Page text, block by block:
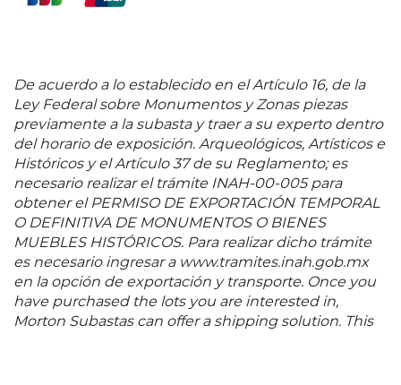
De acuerdo a lo establecido en el Artículo 16, de la
Ley Federal sobre Monumentos y Zonas piezas
previamente a la subasta y traer a su experto dentro
del horario de exposición. Arqueológicos, Artísticos e
Históricos y el Artículo 37 de su Reglamento; es
necesario realizar el trámite INAH-00-005 para
obtener el PERMISO DE EXPORTACIÓN TEMPORAL
O DEFINITIVA DE MONUMENTOS O BIENES
MUEBLES HISTÓRICOS. Para realizar dicho trámite
es necesario ingresar a www.tramites.inah.gob.mx
en la opción de exportación y transporte. Once you
have purchased the lots you are interested in,
Morton Subastas can offer a shipping solution. This